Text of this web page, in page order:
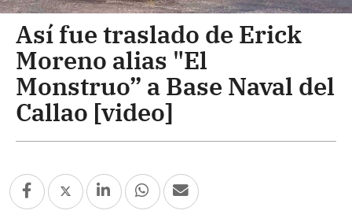
Así fue traslado de Erick
Moreno alias "El
Monstruo” a Base Naval del
Callao [video]